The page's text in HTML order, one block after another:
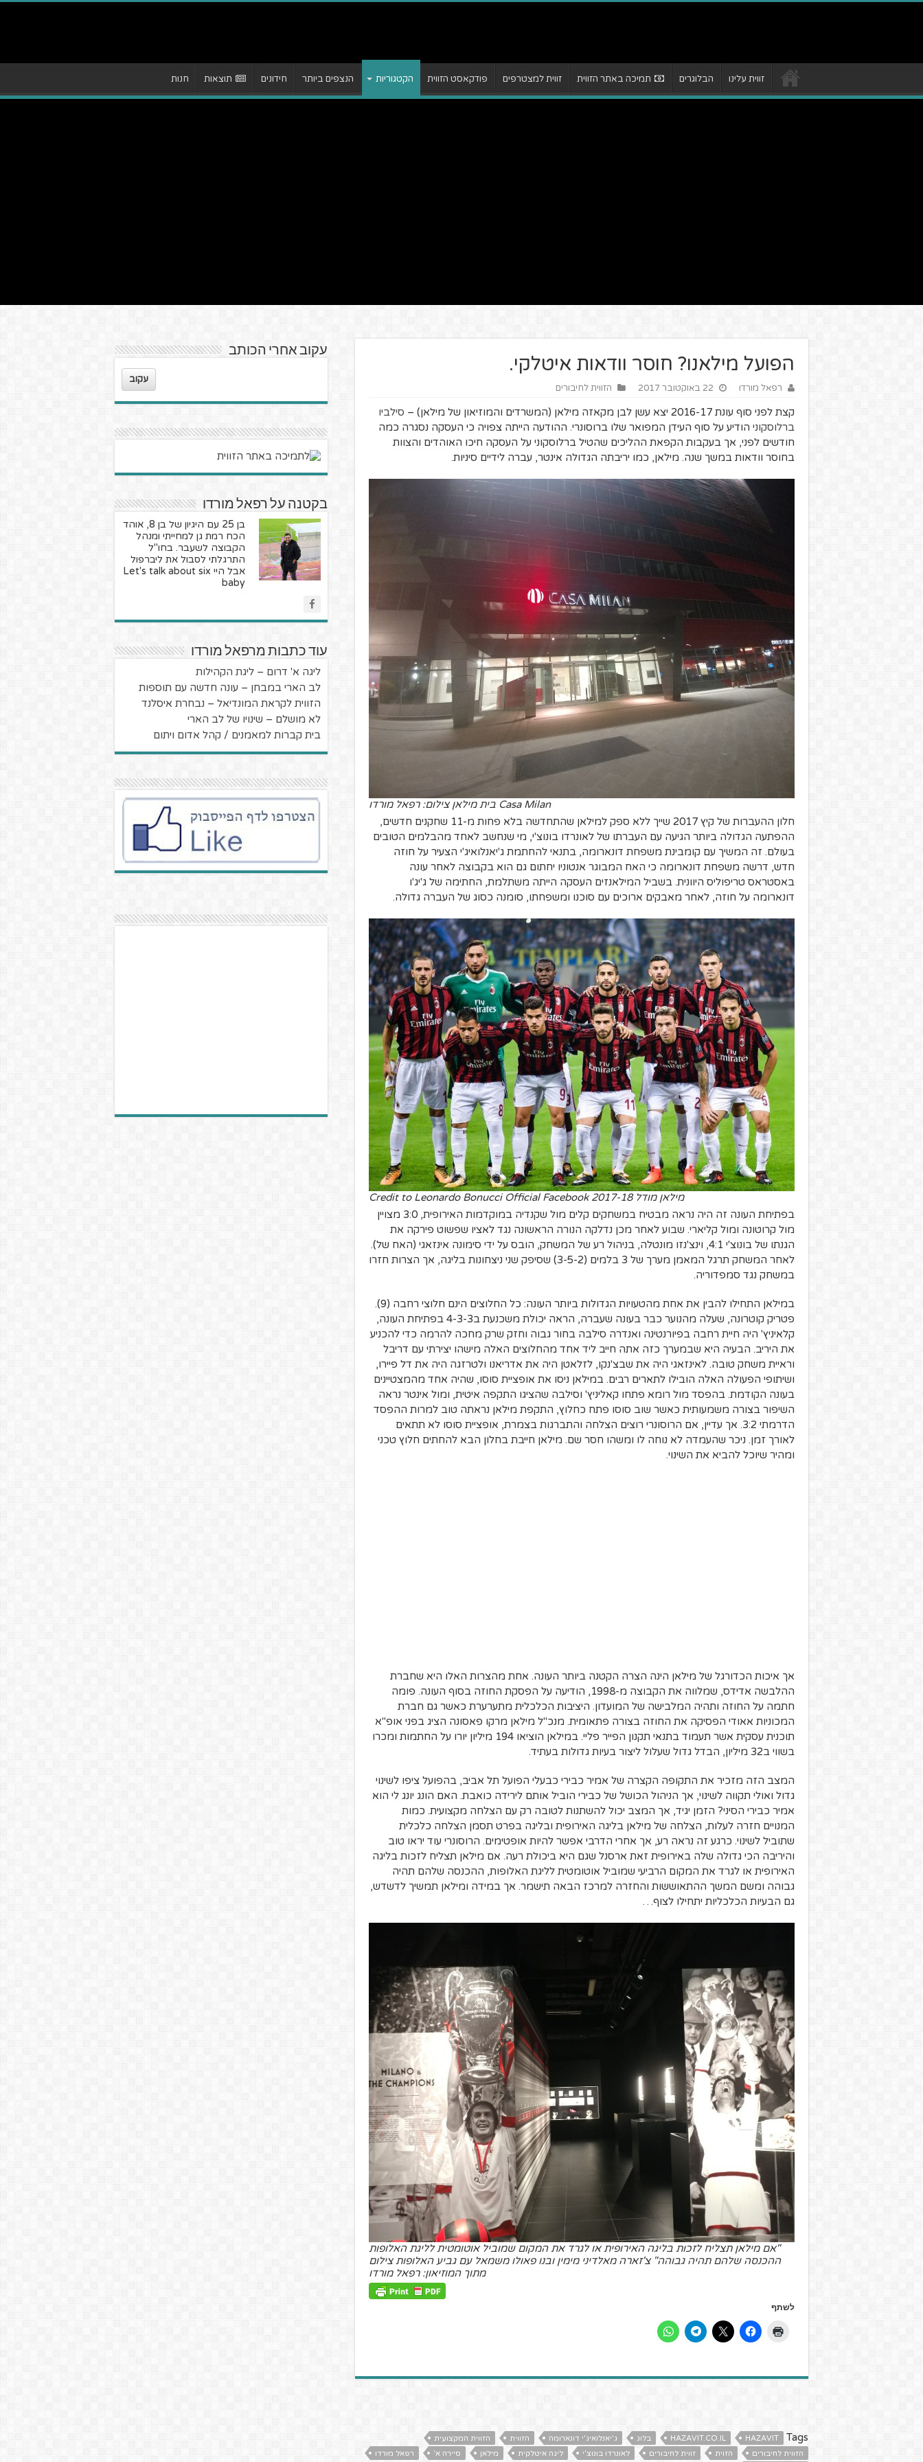
זווית עלינו הבלוגרים תמיכה באתר הזווית זווית למצטרפים פודקאסט הזווית הקטגוריות הנצפים ביותר חידונים תוצאות חנות
הפועל מילאנו? חוסר וודאות איטלקי.
רפאל מורדו 22 באוקטובר 2017 הזווית לחיבורים
קצת לפני סוף עונת 2016-17 יצא עשן לבן מקאזה מילאן (המשרדים והמוזיאון של מילאן) –
סילביו
ברלוסקוני הודיע על סוף העידן המפואר שלו ברוסונרי. ההודעה הייתה צפויה כי העסקה נסגרה כמה
חודשים לפני, אך בעקבות הקפאת ההליכים שהטיל ברלוסקוני על העסקה חיכו האוהדים והצוות
בחוסר וודאות במשך שנה. מילאן, כמו יריבתה הגדולה אינטר, עברה לידיים סיניות.
Casa Milan בית מילאן צילום: רפאל מורדו
חלון ההעברות של קיץ 2017 שייך ללא ספק למילאן שהתחדשה בלא פחות מ-11 שחקנים חדשים,
ההפתעה הגדולה ביותר הגיעה עם העברתו של לאונרדו בונוצ'י, מי שנחשב לאחד מהבלמים הטובים
בעולם. זה המשיך עם קומבינת משפחת דונארומה, בתנאי להחתמת ג'יאנלואיג'י הצעיר על חוזה
חדש, דרשה משפחת דונארומה כי האח המבוגר אנטוניו יחתום גם הוא בקבוצה לאחר עונה
באסטראס טריפוליס היוונית. בשביל המילאנזים העסקה הייתה משתלמת, החתימה של ג'יג'ו
דונארומה על חוזה, לאחר מאבקים ארוכים עם סוכנו ומשפחתו, סומנה כסוג של העברה גדולה.
מילאן מודל 2017-18 Credit to Leonardo Bonucci Official Facebook
בפתיחת העונה זה היה נראה מבטיח במשחקים קלים מול שקנדיה במוקדמות האירופית, 3:0 מצויין
מול קרוטונה ומול קליארי. שבוע לאחר מכן נדלקה הנורה הראשונה נגד לאציו שפשוט פירקה את
הגנתו של בונוצ'י 4:1, וינצ'נזו מונטלה, בניהול רע של המשחק, הובס על ידי סימונה אינזאגי (האח של).
לאחר המשחק תרגל המאמן מערך של 3 בלמים (3-5-2) שסיפק שני ניצחונות בליגה, אך הצרות חזרו
במשחק נגד סמפדוריה.
במילאן התחילו להבין את אחת מהטעויות הגדולות ביותר העונה: כל החלוצים הינם חלוצי רחבה (9).
פטריק קוטרונה, שעלה מהנוער כבר בעונה שעברה, הראה יכולת משכנעת ב4-3-3 בפתיחת העונה,
קלאיניץ' היה חיית רחבה בפיורנטינה ואנדרה סילבה בחור גבוה וחזק שרק מחכה להרמה כדי להכניע
את היריב. הבעיה היא שבמערך כזה אתה חייב ליד אחד מהחלוצים האלה מישהו יצירתי עם דריבל
וראיית משחק טובה. לאינזאגי היה את שבצ'נקו, לזלאטן היה את אדריאנו ולטרזגה היה את דל פיירו,
ושיתופי הפעולה האלה הובילו לתארים רבים. במילאן ניסו את אופציית סוסו, שהיה אחד מהמצטיינים
בעונה הקודמת. בהפסד מול רומא פתחו קאליניץ' וסילבה שהציגו התקפה איטית, ומול אינטר נראה
השיפור בצורה משמעותית כאשר שוב סוסו פתח כחלוץ, התקפת מילאן נראתה טוב למרות ההפסד
הדרמתי 3:2. אך עדיין, אם הרוסונרי רוצים הצלחה והתברגות בצמרת, אופציית סוסו לא תתאים
לאורך זמן. ניכר שהעמדה לא נוחה לו ומשהו חסר שם. מילאן חייבת בחלון הבא להחתים חלוץ טכני
ומהיר שיוכל להביא את השינוי.
אך איכות הכדורגל של מילאן הינה הצרה הקטנה ביותר העונה. אחת מהצרות האלו היא שחברת
ההלבשה אדידס, שמלווה את הקבוצה מ-1998, הודיעה על הפסקת החוזה בסוף העונה. פומה
חתמה על החוזה ותהיה המלבישה של המועדון. היציבות הכלכלית מתערערת כאשר גם חברת
המכוניות אאודי הפסיקה את החוזה בצורה פתאומית. מנכ"ל מילאן מרקו פאסונה הציג בפני אופ"א
תוכנית עסקית אשר תעמוד בתנאי תקנון הפייר פליי. במילאן הוציאו 194 מיליון יורו על החתמות ומכרו
בשווי ב32 מיליון, הבדל גדול שעלול ליצור בעיות גדולות בעתיד.
המצב הזה מזכיר את התקופה הקצרה של אמיר כבירי כבעלי הפועל תל אביב, בהפועל ציפו לשינוי
גדול ואולי תקווה לשינוי, אך הניהול הכושל של כבירי הוביל אותם לירידה כואבת. האם הונג יונג לי הוא
אמיר כבירי הסיני? הזמן יגיד, אך המצב יכול להשתנות לטובה רק עם הצלחה מקצועית. כמות
המנויים חזרה לעלות, הצלחה של מילאן בליגה האירופית ובליגה בפרט תסמן הצלחה כלכלית
שתוביל לשינוי. כרגע זה נראה רע, אך אחרי הדרבי אפשר להיות אופטימים. הרוסונרי עוד יראו טוב
והיריבה הכי גדולה שלה באירופית זאת ארסנל שגם היא ביכולת רעה. אם מילאן תצליח לזכות בליגה
האירופית או לגרד את המקום הרביעי שמוביל אוטומטית לליגת האלופות, ההכנסה שלהם תהיה
גבוהה ומשם המשך ההתאוששות והחזרה למרכז הבאה תישמר. אך במידה ומילאן תמשיך לדשדש,
גם הבעיות הכלכליות יתחילו לצוף…
"אם מילאן תצליח לזכות בליגה האירופית או לגרד את המקום שמוביל אוטומטית לליגת האלופות
ההכנסה שלהם תהיה גבוהה" צ'זארה מאלדיני מימין ובנו פאולו משמאל עם גביע האלופות צילום
מתוך המוזיאון: רפאל מורדו
לשתף
Tags
HAZAVIT
HAZAVIT.CO.IL בלוג ג'יאנלואיג'י דונארומה הזווית
הזווית המקצועית
הזווית לחיבורים
הזוית זווית לחיבורים לאונרדו בונוצ'י ליגה איטלקית מילאן סיירה א' רפאל מורדו
עקוב אחרי הכותב
עקוב
בקטנה על רפאל מורדו
בן 25 עם היגיון של בן 8, אוהד
הכח רמת גן למחייתי ומנהל
הקבוצה לשעבר. בחו"ל
התרגלתי לסבול את ליברפול
אבל היי Let's talk about six
baby
עוד כתבות מרפאל מורדו
ליגה א' דרום – ליגת הקהילות
לב הארי במבחן – עונה חדשה עם תוספות
הזווית לקראת המונדיאל – נבחרת איסלנד
לא מושלם – שינויו של לב הארי
בית קברות למאמנים / קהל אדום ויתום